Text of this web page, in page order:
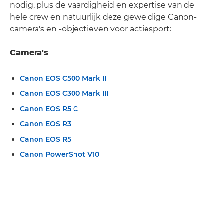
nodig, plus de vaardigheid en expertise van de
hele crew en natuurlijk deze geweldige Canon-
camera's en -objectieven voor actiesport:
Camera's
Canon EOS C500 Mark II
Canon EOS C300 Mark III
Canon EOS R5 C
Canon EOS R3
Canon EOS R5
Canon PowerShot V10